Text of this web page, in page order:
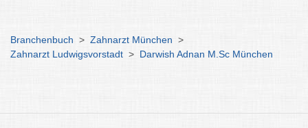
Branchenbuch > Zahnarzt München >
Zahnarzt Ludwigsvorstadt > Darwish Adnan M.Sc München